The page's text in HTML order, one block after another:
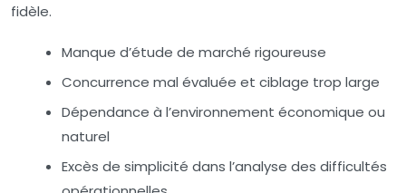
fidèle.
Manque d’étude de marché rigoureuse
Concurrence mal évaluée et ciblage trop large
Dépendance à l’environnement économique ou
naturel
Excès de simplicité dans l’analyse des difficultés